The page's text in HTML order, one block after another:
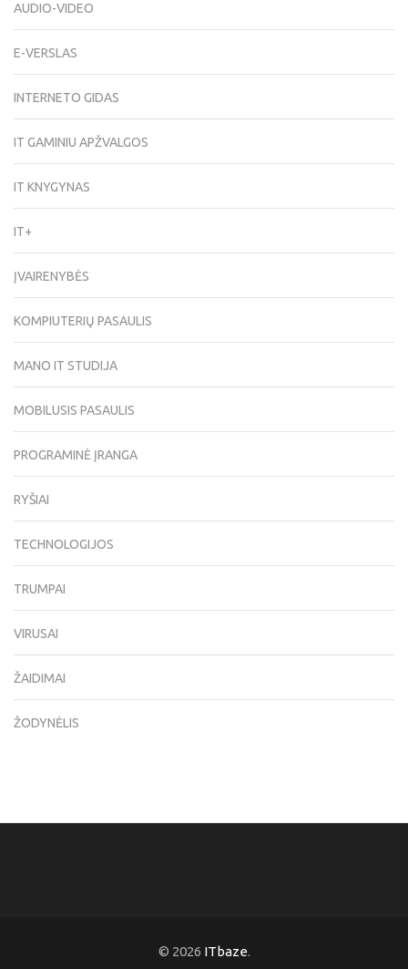
AUDIO-VIDEO
E-VERSLAS
INTERNETO GIDAS
IT GAMINIU APŽVALGOS
IT KNYGYNAS
IT+
ĮVAIRENYBĖS
KOMPIUTERIŲ PASAULIS
MANO IT STUDIJA
MOBILUSIS PASAULIS
PROGRAMINĖ ĮRANGA
RYŠIAI
TECHNOLOGIJOS
TRUMPAI
VIRUSAI
ŽAIDIMAI
ŽODYNĖLIS
© 2026 ITbaze.